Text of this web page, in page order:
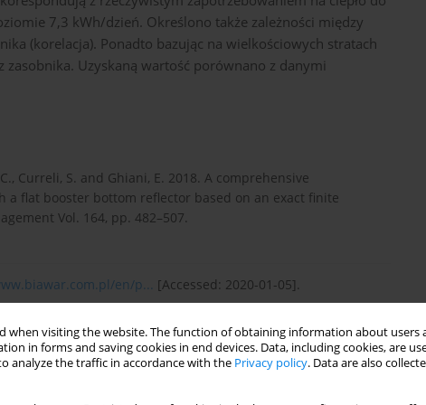
when visiting the website. The function of obtaining information about users
in forms and saving cookies in end devices. Data, including cookies, are
analyze the traffic in accordance with the Privacy policy. Data are also
7,3 kWh/dzień. Określono także zależności między
(korelacja). Ponadto bazując na wielkościowych stratach
zasobnika. Uzyskaną wartość porównano z danymi
Curreli, S. and Ghiani, E. 2018. A comprehensive
flat booster bottom reflector based on an exact finite
Vol. 164, pp. 482–507.
en/p... [Accessed: 2020-01-05].
Energy performance of a low-cost Photo-Voltaic/Thermal
Series: Earth and Environmental Science Vol.